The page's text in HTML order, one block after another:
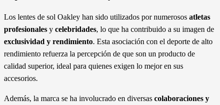
Los lentes de sol Oakley han sido utilizados por numerosos atletas
profesionales y celebridades, lo que ha contribuido a su imagen de
exclusividad y rendimiento. Esta asociación con el deporte de alto
rendimiento refuerza la percepción de que son un producto de
calidad superior, ideal para quienes exigen lo mejor en sus
accesorios.
Además, la marca se ha involucrado en diversas colaboraciones y